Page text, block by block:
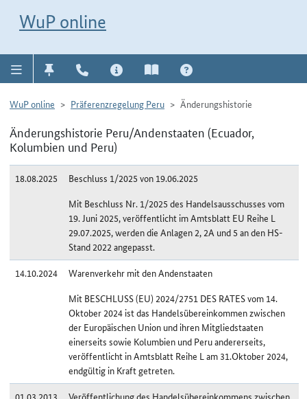
WuP online
WuP online Präferenzregelung Peru Änderungshistorie
Änderungshistorie Peru/Andenstaaten (Ecuador,
Kolumbien und Peru)
18.08.2025
Beschluss 1/2025 von 19.06.2025
Mit Beschluss Nr. 1/2025 des Handelsausschusses vom
19. Juni 2025, veröffentlicht im Amtsblatt EU Reihe L
29.07.2025, werden die Anlagen 2, 2A und 5 an den HS-
Stand 2022 angepasst.
14.10.2024
Warenverkehr mit den Andenstaaten
Mit BESCHLUSS (EU) 2024/2751 DES RATES vom 14.
Oktober 2024 ist das Handelsübereinkommen zwischen
der Europäischen Union und ihren Mitgliedstaaten
einerseits sowie Kolumbien und Peru andererseits,
veröffentlicht in Amtsblatt Reihe L am 31.Oktober 2024,
endgültig in Kraft getreten.
01.03.2013
Veröffentlichung des Handelsübereinkommens zwischen